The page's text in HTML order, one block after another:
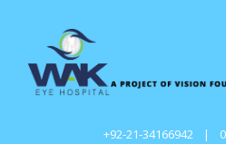
+92-21-34166942 |